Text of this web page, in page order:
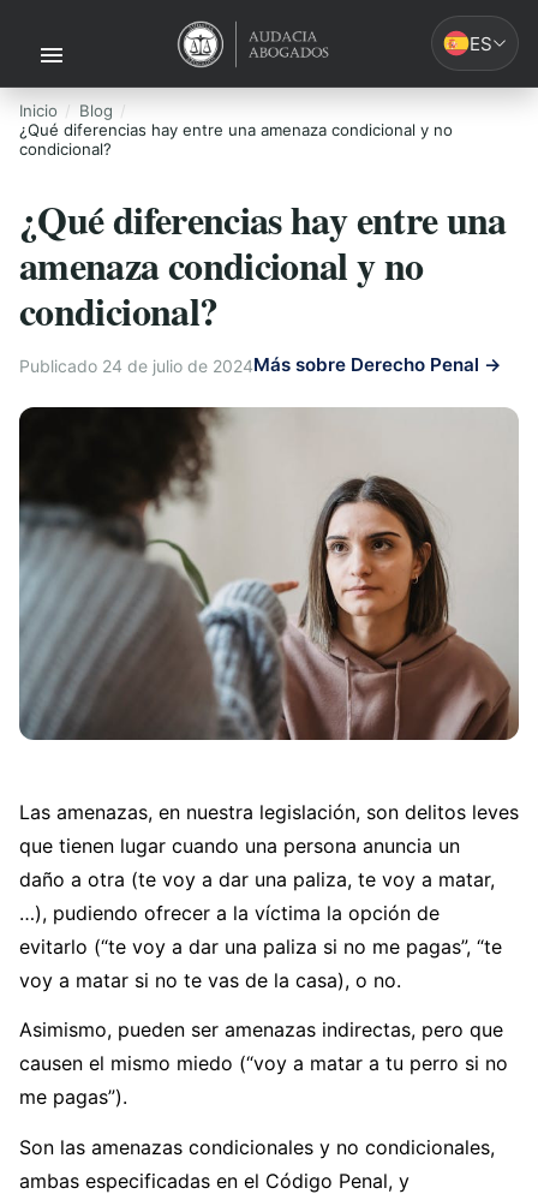
ES
Inicio
Blog
¿Qué diferencias hay entre una amenaza condicional y no
condicional?
¿Qué diferencias hay entre una
amenaza condicional y no
condicional?
Publicado 24 de julio de 2024Más sobre Derecho Penal →
Las amenazas, en nuestra legislación, son delitos leves
que tienen lugar cuando una persona anuncia un
daño a otra (te voy a dar una paliza, te voy a matar,
…), pudiendo ofrecer a la víctima la opción de
evitarlo (“te voy a dar una paliza si no me pagas”, “te
voy a matar si no te vas de la casa), o no.
Asimismo, pueden ser amenazas indirectas, pero que
causen el mismo miedo (“voy a matar a tu perro si no
me pagas”).
Son las amenazas condicionales y no condicionales,
ambas especificadas en el Código Penal, y